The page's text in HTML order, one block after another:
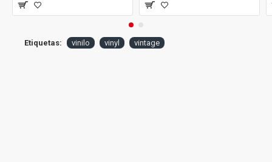
Etiquetas: vinilo vinyl vintage